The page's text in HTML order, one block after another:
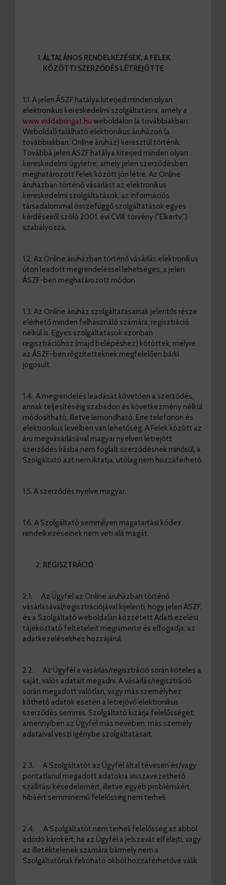
ÁLTALÁNOS RENDELKEZÉSEK, A FELEK
KÖZÖTTI SZERZŐDÉS LÉTREJÖTTE
1.1. A jelen ÁSZF hatálya kiterjed minden olyan
elektronikus kereskedelmi szolgáltatásra, amely a
www.viddabringat.hu weboldalon (a továbbiakban:
Weboldal) található elektronikus áruházon (a
továbbiakban: Online áruház) keresztül történik.
Továbbá jelen ÁSZF hatálya kiterjed minden olyan
kereskedelmi ügyletre, amely jelen szerződésben
meghatározott Felek között jön létre. Az Online
áruházban történő vásárlást az elektronikus
kereskedelmi szolgáltatások, az információs
társadalommal összefüggő szolgáltatások egyes
kérdéseiről szóló 2001. évi CVIII. törvény ("Elkertv.")
szabályozza.
1.2. Az Online áruházban történő vásárlás elektronikus
úton leadott megrendeléssel lehetséges, a jelen
ÁSZF-ben meghatározott módon.
1.3. Az Online áruház szolgáltatásainak jelentős része
elérhető minden felhasználó számára, regisztráció
nélkül is. Egyes szolgáltatások azonban
regisztrációhoz (majd belépéshez) kötöttek, melyre
az ÁSZF-ben rögzítetteknek megfelelően bárki
jogosult.
1.4. A megrendelés leadását követően a szerződés,
annak teljesítéséig szabadon és következmény nélkül
módosítható, illetve lemondható. Erre telefonon és
elektronikus levélben van lehetőség. A Felek között az
áru megvásárlásával magyar nyelven létrejött
szerződés írásba nem foglalt szerződésnek minősül, a
Szolgáltató azt nem iktatja, utólag nem hozzáférhető.
1.5. A szerződés nyelve magyar.
1.6. A Szolgáltató semmilyen magatartási kódex
rendelkezéseinek nem veti alá magát.
REGISZTRÁCIÓ
2.1. Az Ügyfél az Online áruházban történő
vásárlásával/regisztrációjával kijelenti, hogy jelen ÁSZF,
és a Szolgáltató weboldalán közzétett Adatkezelési
tájékoztató feltételeit megismerte és elfogadja, az
adatkezelésekhez hozzájárul.
2.2. Az Ügyfél a vásárlás/regisztráció során köteles a
saját, valós adatait megadni. A vásárlás/regisztráció
során megadott valótlan, vagy más személyhez
köthető adatok esetén a létrejövő elektronikus
szerződés semmis. Szolgáltató kizárja felelősségét,
amennyiben az Ügyfél más nevében, más személy
adataival veszi igénybe szolgáltatásait.
2.3. A Szolgáltatót az Ügyfél által tévesen és/vagy
pontatlanul megadott adatokra visszavezethető
szállítási késedelemért, illetve egyéb problémáért,
hibáért semminemű felelősség nem terheli.
2.4. A Szolgáltatót nem terheli felelősség az abból
adódó károkért, ha az Ügyfél a jelszavát elfelejti, vagy
az illetéktelenek számára bármely nem a
Szolgáltatónak felróható okból hozzáférhetővé válik.